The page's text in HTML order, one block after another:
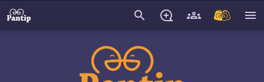
search menu